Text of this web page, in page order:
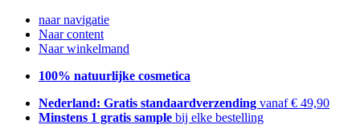
naar navigatie
Naar content
Naar winkelmand
100% natuurlijke cosmetica
Nederland: Gratis standaardverzending vanaf € 49,90
Minstens 1 gratis sample bij elke bestelling